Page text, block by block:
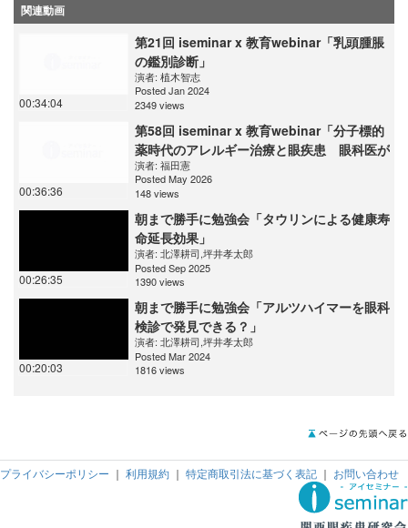
関連動画
00:34:04
第21回 iseminar x 教育webinar「乳頭腫脹
の鑑別診断」
演者: 植木智志
Posted Jan 2024
2349 views
00:36:36
第58回 iseminar x 教育webinar「分子標的
薬時代のアレルギー治療と眼疾患 眼科医が
知っておくべき副作用と可能性」
演者: 福田憲
Posted May 2026
148 views
00:26:35
朝まで勝手に勉強会「タウリンによる健康寿
命延長効果」
演者: 北澤耕司,坪井孝太郎
Posted Sep 2025
1390 views
00:20:03
朝まで勝手に勉強会「アルツハイマーを眼科
検診で発見できる？」
演者: 北澤耕司,坪井孝太郎
Posted Mar 2024
1816 views
プライバシーポリシー ｜ 利用規約 ｜ 特定商取引法に基づく表記 ｜ お問い合わせ